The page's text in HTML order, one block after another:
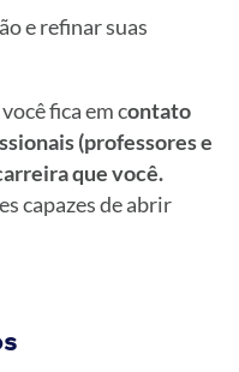
e refinar suas
fica em contato
(professores e
que você.
capazes de abrir